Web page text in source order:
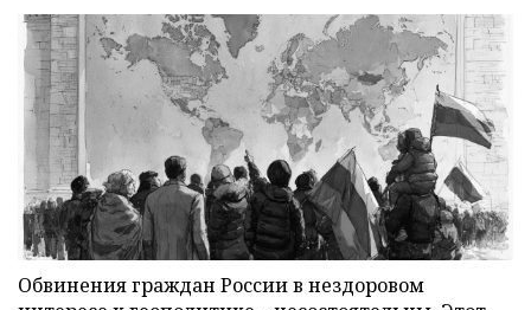
Обвинения граждан России в нездоровом